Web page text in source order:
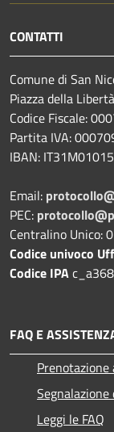
CONTATTI
Comune di San
Piazza della
Codice Fiscale:
Partita IVA:
IBAN:
Email:
PEC:
Centralino Unico:
Codice univoco
Codice IPAc_a368
FAQ E
Leggi le FAQ